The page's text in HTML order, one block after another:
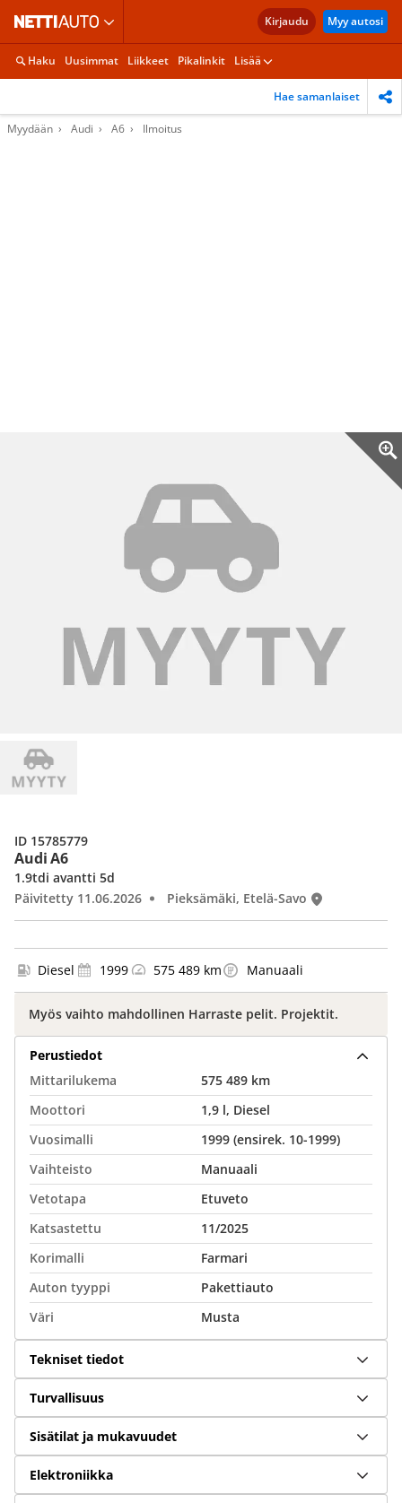
Kirjaudu Myy autosi
Haku Uusimmat Liikkeet Pikalinkit Lisää
Hae samanlaiset
Myydään Audi A6 Ilmoitus
Audi A6
1.9tdi avantti 5d
Päivitetty 11.06.2026
Pieksämäki, Etelä-Savo
ID 15785779
Diesel 1999 575 489 km Manuaali
Myös vaihto mahdollinen Harraste pelit. Projektit.
Perustiedot
Mittarilukema
575 489 km
Moottori
1,9 l, Diesel
Vuosimalli
1999 (ensirek. 10-1999)
Vaihteisto
Manuaali
Vetotapa
Etuveto
Katsastettu
11/2025
Korimalli
Farmari
Auton tyyppi
Pakettiauto
Väri
Musta
Tekniset tiedot
Turvallisuus
Sisätilat ja mukavuudet
Elektroniikka